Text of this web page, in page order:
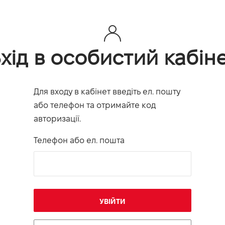
в особистий
Для входу в кабінет введіть ел. пошту
або телефон та отримайте код
авторизації.
Телефон або ел. пошта
УВІЙТИ